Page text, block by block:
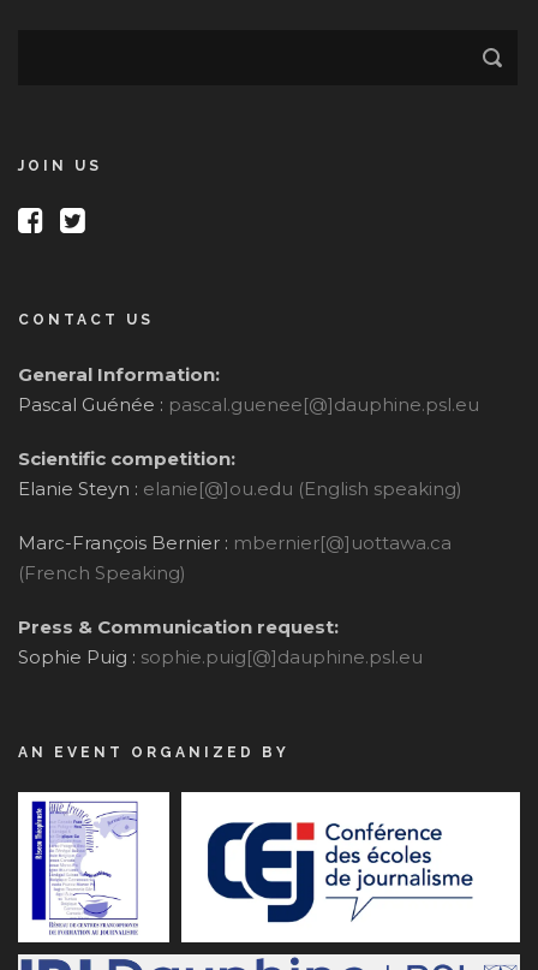
JOIN US
CONTACT US
General Information:
Pascal Guénée : pascal.guenee[@]dauphine.psl.eu
Scientific competition:
Elanie Steyn : elanie[@]ou.edu (English speaking)
Marc-François Bernier : mbernier[@]uottawa.ca
(French Speaking)
Press & Communication request:
Sophie Puig : sophie.puig[@]dauphine.psl.eu
AN EVENT ORGANIZED BY